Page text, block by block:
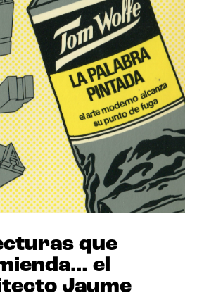
que
el
Jaume